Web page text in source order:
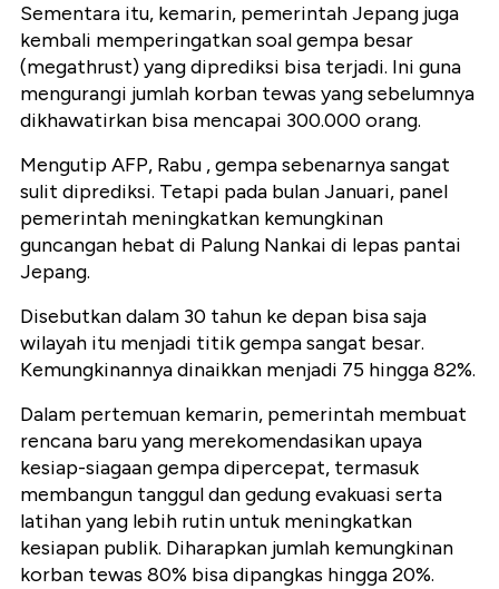
Sementara itu, kemarin, pemerintah Jepang juga
kembali memperingatkan soal gempa besar
(megathrust) yang diprediksi bisa terjadi. Ini guna
mengurangi jumlah korban tewas yang sebelumnya
dikhawatirkan bisa mencapai 300.000 orang.
Mengutip AFP, Rabu , gempa sebenarnya sangat
sulit diprediksi. Tetapi pada bulan Januari, panel
pemerintah meningkatkan kemungkinan
guncangan hebat di Palung Nankai di lepas pantai
Jepang.
Disebutkan dalam 30 tahun ke depan bisa saja
wilayah itu menjadi titik gempa sangat besar.
Kemungkinannya dinaikkan menjadi 75 hingga 82%.
Dalam pertemuan kemarin, pemerintah membuat
rencana baru yang merekomendasikan upaya
kesiap-siagaan gempa dipercepat, termasuk
membangun tanggul dan gedung evakuasi serta
latihan yang lebih rutin untuk meningkatkan
kesiapan publik. Diharapkan jumlah kemungkinan
korban tewas 80% bisa dipangkas hingga 20%.